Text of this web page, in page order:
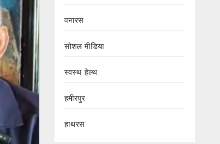
वनारस
सोशल मीडिया
स्वस्थ हेल्थ
हमीरपुर
हाथरस